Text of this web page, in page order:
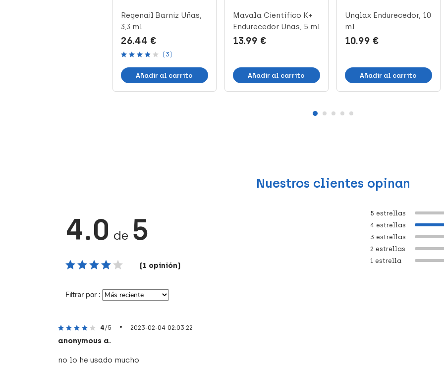
Regenail Barniz Uñas,
3,3 ml
26.44 €
(3)
Añadir al carrito
Mavala Científico K+
Endurecedor Uñas, 5 ml
13.99 €
Añadir al carrito
Unglax Endurecedor, 10
ml
10.99 €
Añadir al carrito
Nuestros clientes opinan
4.0 de 5
(1 opinión)
1 estrella
2 estrellas
3 estrellas
4 estrellas
5 estrellas
Filtrar por :
4/5 • 2023-02-04 02:03:22
anonymous a.
no lo he usado mucho